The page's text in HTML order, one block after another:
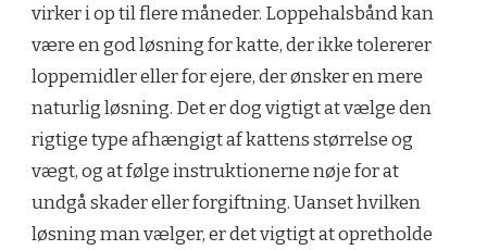
virker i op til flere måneder. Loppehalsbånd kan
være en god løsning for katte, der ikke tolererer
loppemidler eller for ejere, der ønsker en mere
naturlig løsning. Det er dog vigtigt at vælge den
rigtige type afhængigt af kattens størrelse og
vægt, og at følge instruktionerne nøje for at
undgå skader eller forgiftning. Uanset hvilken
løsning man vælger, er det vigtigt at opretholde